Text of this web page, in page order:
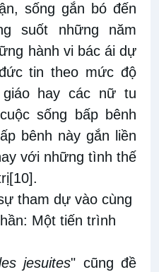
sống gắn bó đến
suốt những năm
hành vi bác ái dự
tin theo mức độ
hay các nữ tu
sống bấp bênh
bênh này gắn liền
với những tình thế
[10].
tham dự vào cùng
Một tiến trình
jesuites" cũng đề